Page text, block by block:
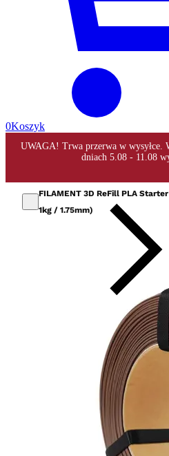
0Koszyk
FILAMENT 3D ReFill PLA
1kg / 1.75mm)